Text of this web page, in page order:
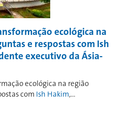
ecológica na
e respostas com Ish
executivo da Ásia-
ecológica na região
com Ish Hakim,...